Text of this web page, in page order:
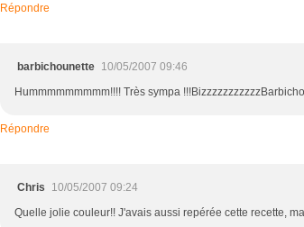
Répondre
barbichounette 10/05/2007 09:46
Hummmmmmmmm!!!! Très sympa
Répondre
Chris
10/05/2007 09:24
Quelle jolie couleur!! J'avais aussi repérée cette recette,